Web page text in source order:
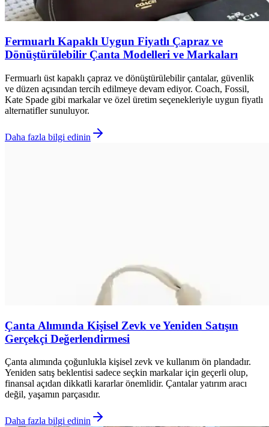
Fermuarlı Kapaklı Uygun Fiyatlı Çapraz ve
Dönüştürülebilir Çanta Modelleri ve Markaları
Fermuarlı üst kapaklı çapraz ve dönüştürülebilir çantalar, güvenlik
ve düzen açısından tercih edilmeye devam ediyor. Coach, Fossil,
Kate Spade gibi markalar ve özel üretim seçenekleriyle uygun fiyatlı
alternatifler sunuluyor.
Daha fazla bilgi edinin
Çanta Alımında Kişisel Zevk ve Yeniden Satışın
Gerçekçi Değerlendirmesi
Çanta alımında çoğunlukla kişisel zevk ve kullanım ön plandadır.
Yeniden satış beklentisi sadece seçkin markalar için geçerli olup,
finansal açıdan dikkatli kararlar önemlidir. Çantalar yatırım aracı
değil, yaşamın parçasıdır.
Daha fazla bilgi edinin